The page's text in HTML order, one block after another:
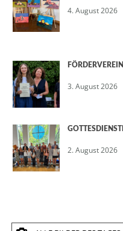
4. August 2026
3. August 2026
2. August 2026